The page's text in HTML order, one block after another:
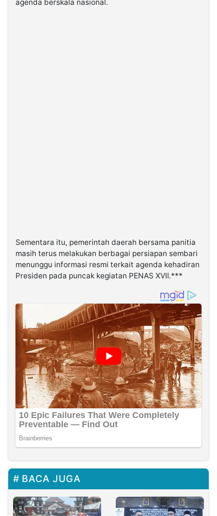
agenda berskala nasional.
Sementara itu, pemerintah daerah bersama panitia
masih terus melakukan berbagai persiapan sembari
menunggu informasi resmi terkait agenda kehadiran
Presiden pada puncak kegiatan PENAS XVII.***
BACA JUGA